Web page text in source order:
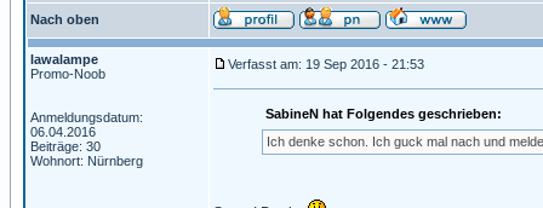
Nach oben
lawalampe
Promo-Noob
Anmeldungsdatum:
06.04.2016
Beiträge: 30
Wohnort: Nürnberg
Verfasst am: 19 Sep 2016 - 21:53
SabineN hat Folgendes geschrieben:
Ich denke schon. Ich guck mal nach und